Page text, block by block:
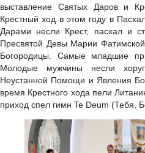
выставление Святых Даров и
Крестный ход в этом году в
Дарами несли Крест, пасхал и
Пресвятой Девы Марии
Богородицы. Самые младшие
Молодые мужчины несли
Неустанной Помощи и Явления
время Крестного хода пели
приход спел гимн Te Deum (Тебя,